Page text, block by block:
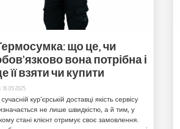
що це, чи
вона потрібна і
її взяти чи купити
16.09.2025
кур’єрській доставці якість сервісу
не лише швидкістю, а й тим, у
стані клієнт отримує своє замовлення.